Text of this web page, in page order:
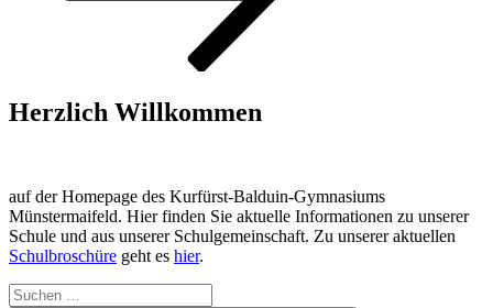
Herzlich Willkommen
auf der Homepage des Kurfürst-Balduin-Gymnasiums
Münstermaifeld. Hier finden Sie aktuelle Informationen zu unserer
Schule und aus unserer Schulgemeinschaft. Zu unserer aktuellen
Schulbroschüre geht es hier.
Suchen